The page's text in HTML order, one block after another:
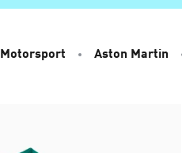
Motorsport Aston Martin